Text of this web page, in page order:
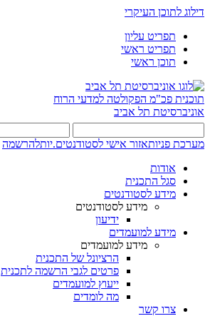
דילוג לתוכן העיקרי
תפריט עליון
תפריט ראשי
תוכן ראשי
תוכנית פכ"מ הפקולטה למדעי הרוח
אוניברסיטת תל אביב
מערכת פניותאזור אישי לסטודנטים.יותלהרשמה
אודות
סגל התכנית
מידע לסטודנטים
מידע לסטודנטים
ידיעון
מידע למועמדים
מידע למועמדים
הרציונל של התכנית
פרטים לגבי הרשמה לתכנית
ייעוץ למועמדים
מה לומדים
צרו קשר